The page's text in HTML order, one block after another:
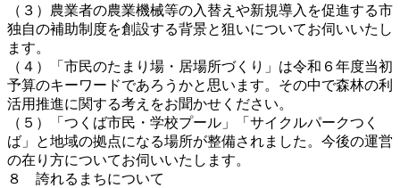
（３）農業者の農業機械等の入替えや新規導入を促進する市
独自の補助制度を創設する背景と狙いについてお伺いいたし
ます。
（４）「市民のたまり場・居場所づくり」は令和６年度当初
予算のキーワードであろうかと思います。その中で森林の利
活用推進に関する考えをお聞かせください。
（５）「つくば市民・学校プール」「サイクルパークつく
ば」と地域の拠点になる場所が整備されました。今後の運営
の在り方についてお伺いいたします。
８ 誇れるまちについて